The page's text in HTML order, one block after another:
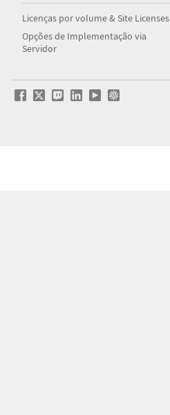
Licenças por volume & Site Licenses
Opções de Implementação via
Servidor